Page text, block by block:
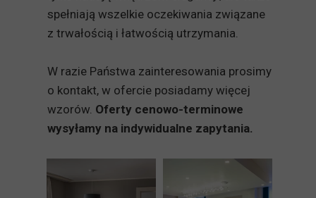
spełniają wszelkie oczekiwania związane
z trwałością i łatwością utrzymania.
W razie Państwa zainteresowania prosimy
o kontakt, w ofercie posiadamy więcej
wzorów. Oferty cenowo-terminowe
wysyłamy na indywidualne zapytania.